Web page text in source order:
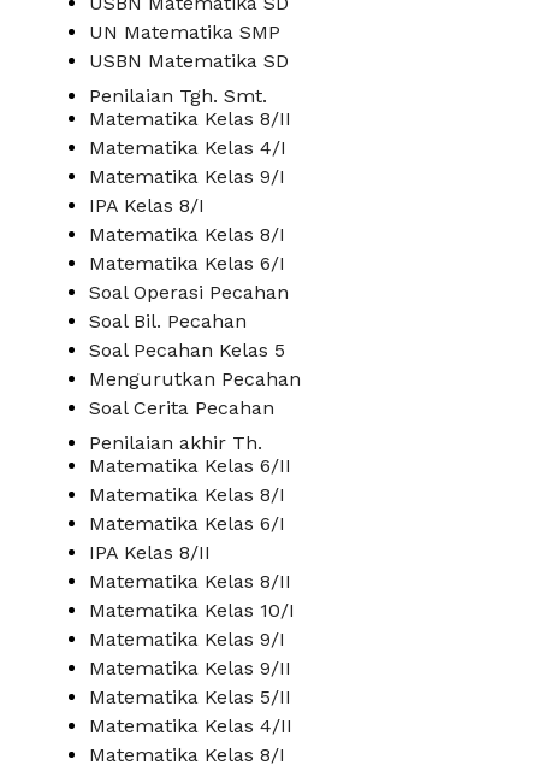
UN Matematika SMP
USBN Matematika SD
Penilaian Tgh. Smt.
Matematika Kelas 8/II
Matematika Kelas 4/I
Matematika Kelas 9/I
IPA Kelas 8/I
Matematika Kelas 8/I
Matematika Kelas 6/I
Soal Operasi Pecahan
Soal Bil. Pecahan
Soal Pecahan Kelas 5
Mengurutkan Pecahan
Soal Cerita Pecahan
Penilaian akhir Th.
Matematika Kelas 6/II
Matematika Kelas 8/I
Matematika Kelas 6/I
IPA Kelas 8/II
Matematika Kelas 8/II
Matematika Kelas 10/I
Matematika Kelas 9/I
Matematika Kelas 9/II
Matematika Kelas 5/II
Matematika Kelas 4/II
Matematika Kelas 8/I